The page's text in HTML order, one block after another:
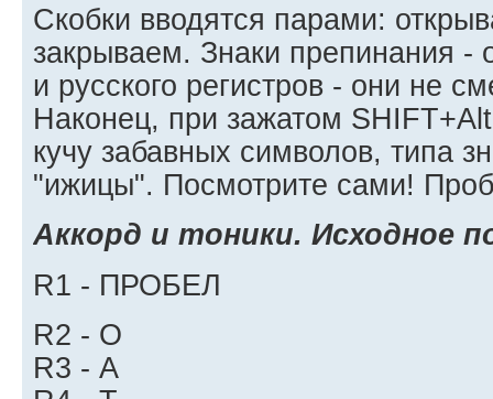
Скобки вводятся парами:
закрываем. Знаки препинания -
и русского регистров - они не
Наконец, при зажатом
кучу забавных символов, типа
"ижицы". Посмотрите сами!
Аккорд и тоники. Исходное
R1 - ПРОБЕЛ
R2 - О
R3 - А